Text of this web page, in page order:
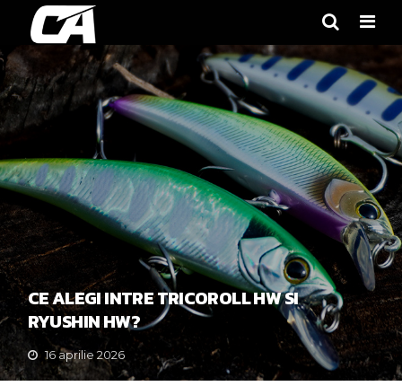
CE ALEGI INTRE TRICOROLL HW SI
RYUSHIN HW?
16 aprilie 2026